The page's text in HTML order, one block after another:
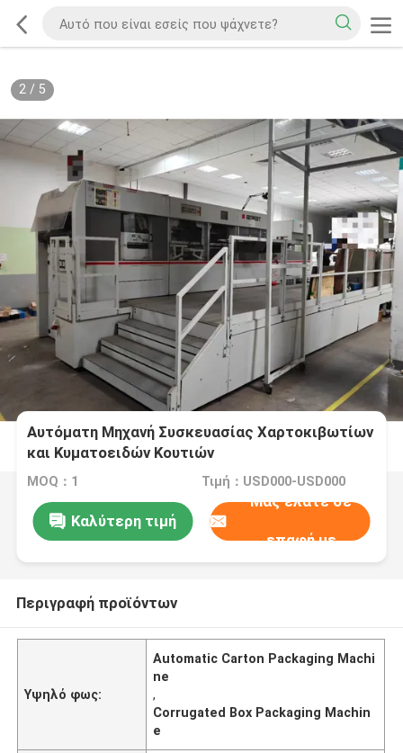
2/ 5
Αυτόματη Μηχανή Συσκευασίας Χαρτοκιβωτίων
και Κυματοειδών Κουτιών
MOQ：1 Τιμή：USD000-USD000
Καλύτερη τιμή
Μας ελάτε σε
επαφή με
Περιγραφή προϊόντων
Υψηλό φως:
Automatic Carton Packaging Machi
ne
,
Corrugated Box Packaging Machin
e